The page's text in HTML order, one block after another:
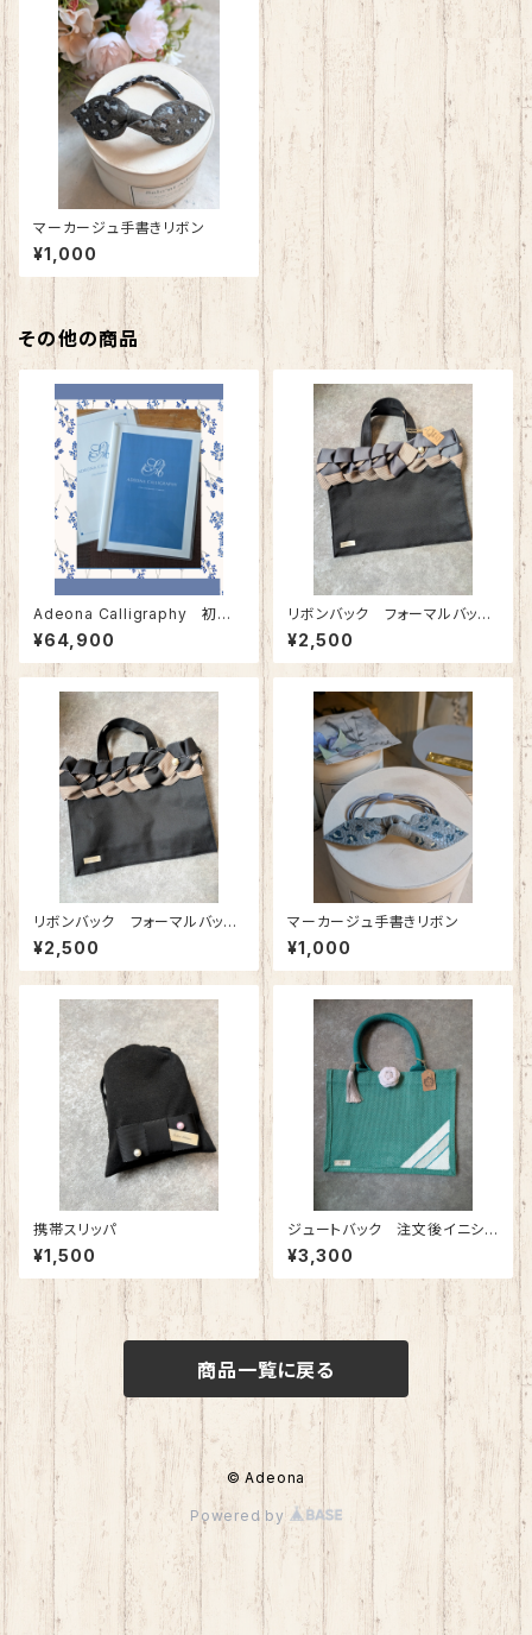
マーカージュ手書きリボン
¥1,000
その他の商品
Adeona Calligraphy 初級
コース
¥64,900
リボンバック フォーマルバッ
ク 特別展示品
¥2,500
リボンバック フォーマルバッ
ク 特別展示品
¥2,500
マーカージュ手書きリボン
¥1,000
携帯スリッパ
¥1,500
ジュートバック 注文後イニシャ
ル入れ 特別価格
¥3,300
商品一覧に戻る
© Adeona
Powered by